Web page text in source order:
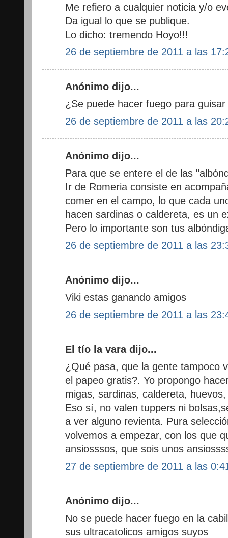
Me refiero a cualquier noticia y/o
Da igual lo que se publique.
Lo dicho: tremendo Hoyo!!!
26 de septiembre de 2011 a las
Anónimo dijo...
¿Se puede hacer fuego para
26 de septiembre de 2011 a las
Anónimo dijo...
Para que se entere el de las
Ir de Romeria consiste en
comer en el campo, lo que cada
hacen sardinas o caldereta, es un
Pero lo importante son tus
26 de septiembre de 2011 a las
Anónimo dijo...
Viki estas ganando amigos
26 de septiembre de 2011 a las
El tío la vara dijo...
¿Qué pasa, que la gente tampoco
el papeo gratis?. Yo propongo
migas, sardinas, caldereta,
Eso sí, no valen tuppers ni
a ver alguno revienta. Pura
volvemos a empezar, con los que
ansiosssos, que sois unos
27 de septiembre de 2011 a las
Anónimo dijo...
No se puede hacer fuego en la
sus ultracatolicos amigos suyos